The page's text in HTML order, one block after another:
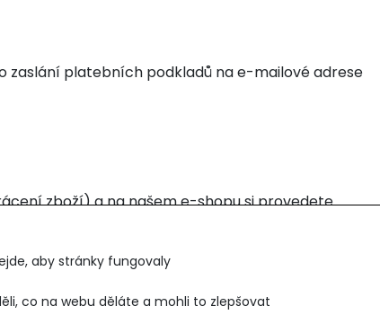
aby stránky fungovaly
co na webu děláte a mohli to zlepšovat
zaslání platebních podkladů na e-mailové adrese
zboží) a na našem e-shopu si provedete
až Vám vrátíme odpovídající finanční